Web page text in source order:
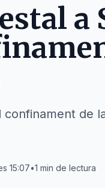
a
de
15:07•1 min de lectura